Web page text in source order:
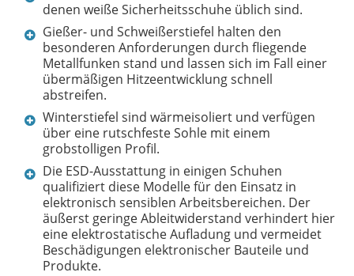
denen weiße Sicherheitsschuhe üblich sind.
Gießer- und Schweißerstiefel halten den
besonderen Anforderungen durch fliegende
Metallfunken stand und lassen sich im Fall einer
übermäßigen Hitzeentwicklung schnell
abstreifen.
Winterstiefel sind wärmeisoliert und verfügen
über eine rutschfeste Sohle mit einem
grobstolligen Profil.
Die ESD-Ausstattung in einigen Schuhen
qualifiziert diese Modelle für den Einsatz in
elektronisch sensiblen Arbeitsbereichen. Der
äußerst geringe Ableitwiderstand verhindert hier
eine elektrostatische Aufladung und vermeidet
Beschädigungen elektronischer Bauteile und
Produkte.